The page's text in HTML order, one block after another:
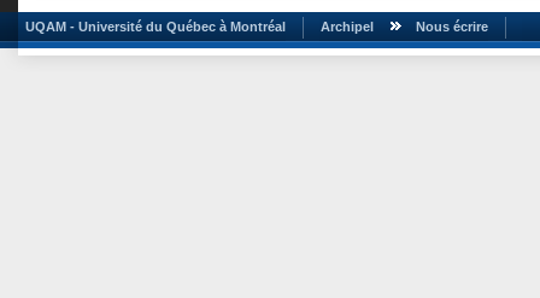
UQAM - Université du Québec à Montréal Archipel Nous écrire